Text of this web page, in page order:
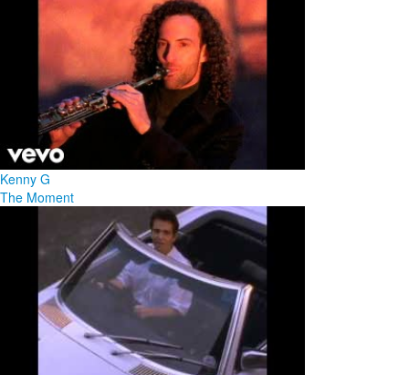
Kenny G
The Moment